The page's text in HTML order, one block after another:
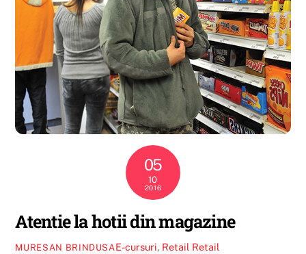
05
10
2016
Atentie la hotii din magazine
MURESAN BRINDUSAE-cursuri, Retail Retail